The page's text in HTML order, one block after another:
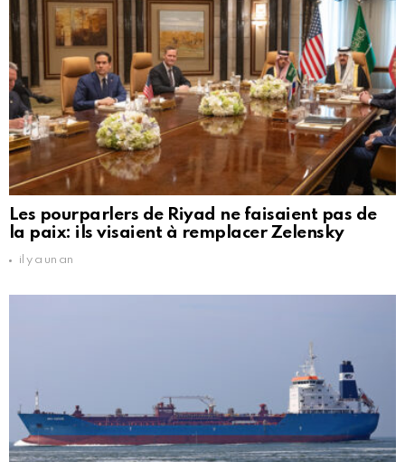
Les pourparlers de Riyad ne faisaient pas de
la paix: ils visaient à remplacer Zelensky
il y a un an